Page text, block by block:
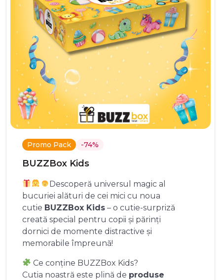
Promo Pack -74%
BUZZBox Kids
Descoperă universul magic al
bucuriei alături de cei mici cu noua
cutie BUZZBox Kids – o cutie-surpriză
creată special pentru copii și părinți
dornici de momente distractive și
memorabile împreună!
Ce conține BUZZBox Kids?
Cutia noastră este plină de produse